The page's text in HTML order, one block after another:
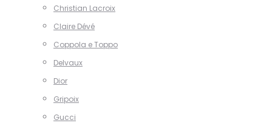
Christian Lacroix
Claire Dévé
Coppola e Toppo
Delvaux
Dior
Gripoix
Gucci